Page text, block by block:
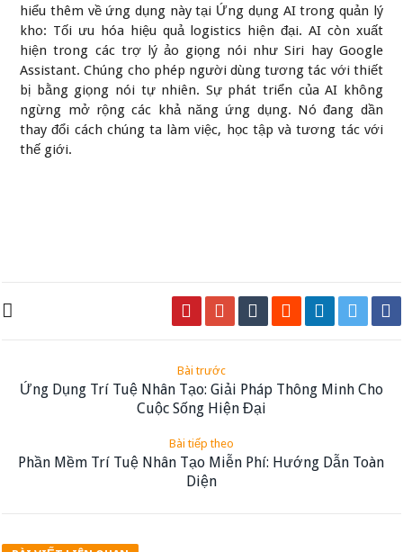
hiểu thêm về ứng dụng này tại Ứng dụng AI trong quản lý
kho: Tối ưu hóa hiệu quả logistics hiện đại. AI còn xuất
hiện trong các trợ lý ảo giọng nói như Siri hay Google
Assistant. Chúng cho phép người dùng tương tác với thiết
bị bằng giọng nói tự nhiên. Sự phát triển của AI không
ngừng mở rộng các khả năng ứng dụng. Nó đang dần
thay đổi cách chúng ta làm việc, học tập và tương tác với
thế giới.
Bài trước
Ứng Dụng Trí Tuệ Nhân Tạo: Giải Pháp Thông Minh Cho
Cuộc Sống Hiện Đại
Bài tiếp theo
Phần Mềm Trí Tuệ Nhân Tạo Miễn Phí: Hướng Dẫn Toàn
Diện